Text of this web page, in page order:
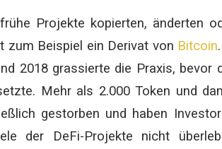
Projekte kopierten, änderten
zum Beispiel ein Derivat von Bitcoin
2018 grassierte die Praxis, bevor
Mehr als 2.000 Token und
gestorben und haben
der DeFi-Projekte nicht